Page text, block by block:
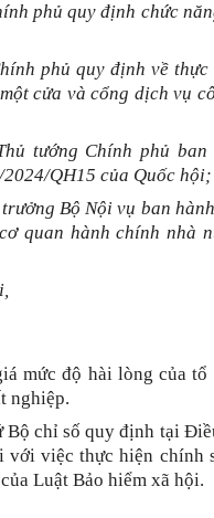
phủ quy định chức
phủ quy định về thực
cửa và cổng dịch vụ
tướng Chính phủ ban
QH15 của Quốc hội;
Bộ Nội vụ ban
quan hành chính nhà
mức độ hài lòng của tổ
nghiệp.
Bộ chỉ số quy định tại
với việc thực hiện chính
Luật Bảo hiểm xã hội.